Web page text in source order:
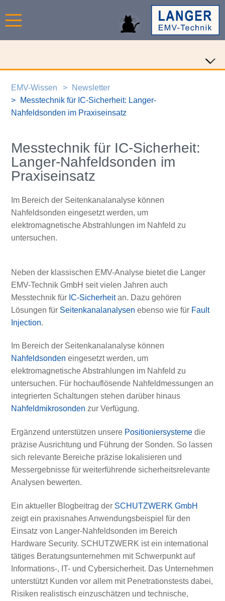
EMV-Wissen
Newsletter
Messtechnik für IC-Sicherheit: Langer-
Nahfeldsonden im Praxiseinsatz
Messtechnik für IC-Sicherheit:
Langer-Nahfeldsonden im
Praxiseinsatz
Im Bereich der Seitenkanalanalyse können
Nahfeldsonden eingesetzt werden, um
elektromagnetische Abstrahlungen im Nahfeld zu
untersuchen.
Neben der klassischen EMV-Analyse bietet die Langer
EMV-Technik GmbH seit vielen Jahren auch
Messtechnik für IC-Sicherheitan. Dazu gehören
Lösungen für Seitenkanalanalysen ebenso wie für Fault
Injection.
Im Bereich der Seitenkanalanalyse können
Nahfeldsonden eingesetzt werden, um
elektromagnetische Abstrahlungen im Nahfeld zu
untersuchen. Für hochauflösende Nahfeldmessungen an
integrierten Schaltungen stehen darüber hinaus
Nahfeldmikrosonden zur Verfügung.
Ergänzend unterstützen unsere Positioniersystemedie
präzise Ausrichtung und Führung der Sonden. So lassen
sich relevante Bereiche präzise lokalisieren und
Messergebnisse für weiterführende sicherheitsrelevante
Analysen bewerten.
Ein aktueller Blogbeitrag der SCHUTZWERK GmbH
zeigt ein praxisnahes Anwendungsbeispiel für den
Einsatz von Langer-Nahfeldsonden im Bereich
Hardware Security. SCHUTZWERK ist ein international
tätiges Beratungsunternehmen mit Schwerpunkt auf
Informations-, IT- und Cybersicherheit. Das Unternehmen
unterstützt Kunden vor allem mit Penetrationstests dabei,
Risiken realistisch einzuschätzen und technische,